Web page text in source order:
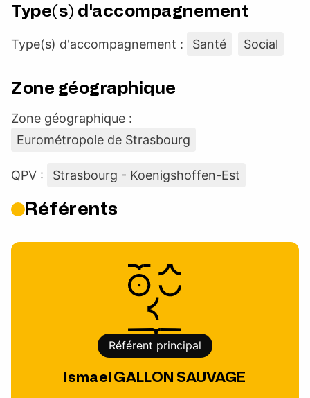
Type(s) d'accompagnement
Type(s) d'accompagnement : Santé Social
Zone géographique
Zone géographique :
Eurométropole de Strasbourg
QPV : Strasbourg - Koenigshoffen-Est
Référents
Référent principal
Ismael GALLON SAUVAGE